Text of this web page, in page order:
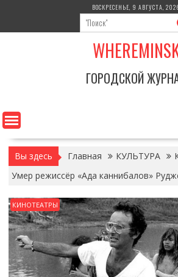
содержимому
ВОСКРЕСЕНЬЕ, 9 АВГУСТА,
ГОРОДСКОЙ
Вы здесь Главная КУЛЬТУРА
Умер режиссёр «Ада каннибалов»
КИНОТЕАТРЫ